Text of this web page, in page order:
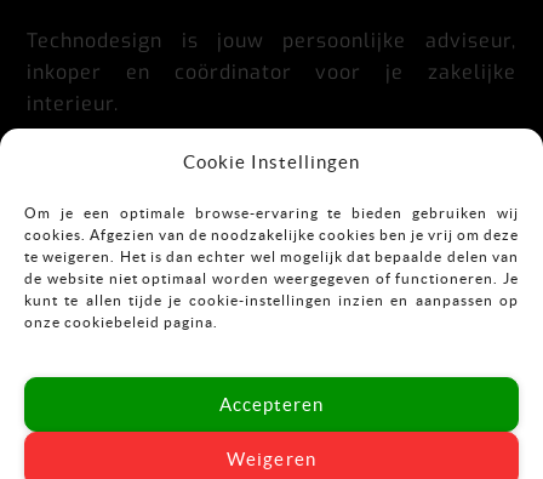
Cookie Instellingen
Om je een optimale browse-ervaring te bieden gebruiken wij
cookies. Afgezien van de noodzakelijke cookies ben je vrij om deze
te weigeren. Het is dan echter wel mogelijk dat bepaalde delen van
de website niet optimaal worden weergegeven of functioneren. Je
kunt te allen tijde je cookie-instellingen inzien en aanpassen op
onze cookiebeleid pagina.
Accepteren
Weigeren
Technodesign is jouw persoonlijke adviseur,
inkoper en coördinator voor je zakelijke
interieur.
Praktisch, doordacht, stijlvol en flexibel.
CONTACT
Mekkelholtsweg 7
E:info@vastgoedinrichting.nl